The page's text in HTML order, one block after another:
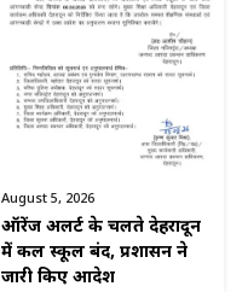
August 5, 2026
ऑरेंज अलर्ट के चलते देहरादून
में कल स्कूल बंद, प्रशासन ने
जारी किए आदेश